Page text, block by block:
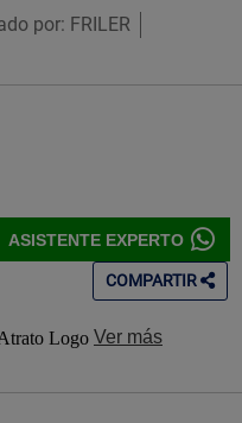
por: FRILER
ASISTENTE EXPERTO
COMPARTIR
Ver más